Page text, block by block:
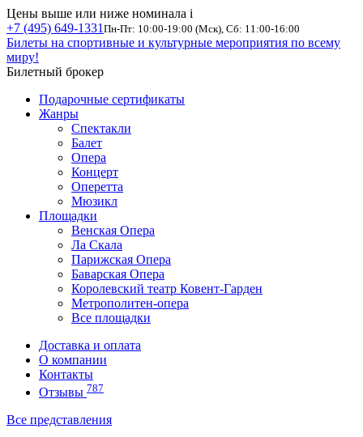
Цены выше или ниже номинала i
+7 (495) 649-1331 Пн-Пт: 10:00-19:00 (Мск), Сб: 11:00-16:00
Билеты на спортивные и культурные мероприятия по всему
миру!
Билетный брокер
Подарочные сертификаты
Жанры
Спектакли
Балет
Опера
Концерт
Оперетта
Мюзикл
Площадки
Венская Опера
Ла Скала
Парижская Опера
Баварская Опера
Королевский театр Ковент-Гарден
Метрополитен-опера
Все площадки
Доставка и оплата
О компании
Контакты
Отзывы 787
Все представления